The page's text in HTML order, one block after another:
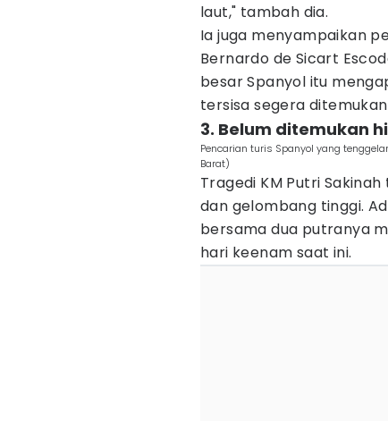
laut," tambah dia.
Ia juga menyampaikan
Bernardo de Sicart
besar Spanyol itu
tersisa segera
3. Belum ditemukan
Pencarian turis Spanyol yang
Barat)
Tragedi KM Putri
dan gelombang tinggi.
bersama dua putranya
hari keenam saat ini.